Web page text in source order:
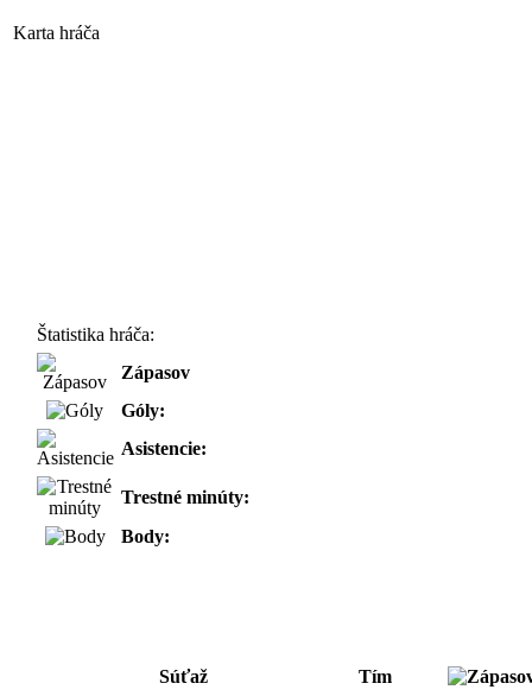
Karta hráča
Štatistika hráča:
Zápasov
Góly:
Asistencie:
Trestné minúty:
Body:
Súťaž
Tím